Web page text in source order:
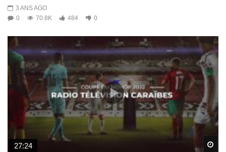
3 ANS AGO
0
70.8K 484 0
27:24